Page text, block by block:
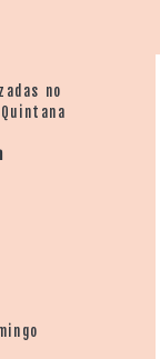
no